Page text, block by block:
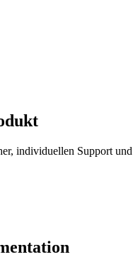
individuellen Support